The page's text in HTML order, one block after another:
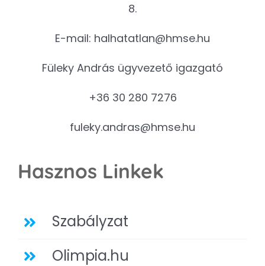
8.
E-mail: halhatatlan@hmse.hu
Füleky András ügyvezető igazgató
+36 30 280 7276
fuleky.andras@hmse.hu
Hasznos Linkek
Szabályzat
Olimpia.hu